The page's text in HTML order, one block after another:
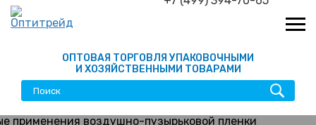
ОПТОВАЯ ТОРГОВЛЯ УПАКОВОЧНЫМИ
И ХОЗЯЙСТВЕННЫМИ ТОВАРАМИ